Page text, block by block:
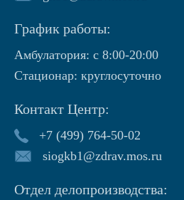
График работы:
Амбулатория: с 8:00-20:00
Стационар: круглосуточно
Контакт Центр:
+7 (499) 764-50-02
siogkb1@zdrav.mos.ru
Отдел делопроизводства: